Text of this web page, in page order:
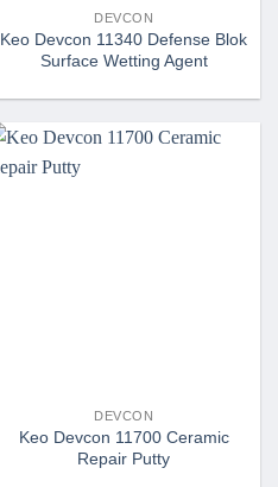
DEVCON
Keo Devcon 11340 Defense Blok
Surface Wetting Agent
DEVCON
Keo Devcon 11700 Ceramic
Repair Putty